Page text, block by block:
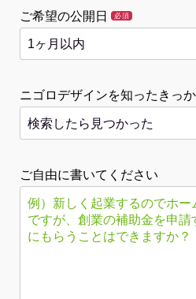
ご希望の公開日 必須
ニゴロデザインを知ったきっ
ご自由に書いてください